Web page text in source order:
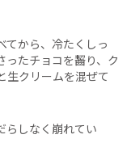
てから、冷たくしっ
ったチョコを齧り、ク
生クリームを混ぜて
らしなく崩れてい